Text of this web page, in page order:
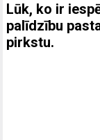
Lūk, ko ir
palīdzību
pirkstu.